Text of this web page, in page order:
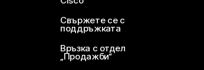
Свържете се с
поддръжката
Връзка с отдел
„Продажби“